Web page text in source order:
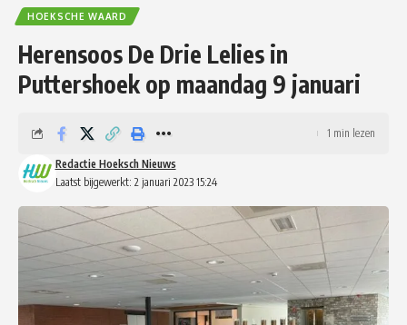
HOEKSCHE WAARD
Herensoos De Drie Lelies in
Puttershoek op maandag 9 januari
Laatst bijgewerkt: 2 januari 2023 15:24
Redactie Hoeksch Nieuws
1 min lezen